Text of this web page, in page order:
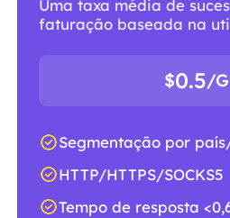
Uma taxa média de
faturação baseada na
$0.5/
Segmentação por
HTTP/HTTPS/SOCKS5
Tempo de resposta